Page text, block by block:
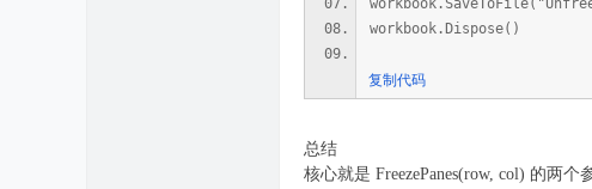
workbook.Dispose()
复制代码
总结
核心就是 FreezePanes(row, col) 的两